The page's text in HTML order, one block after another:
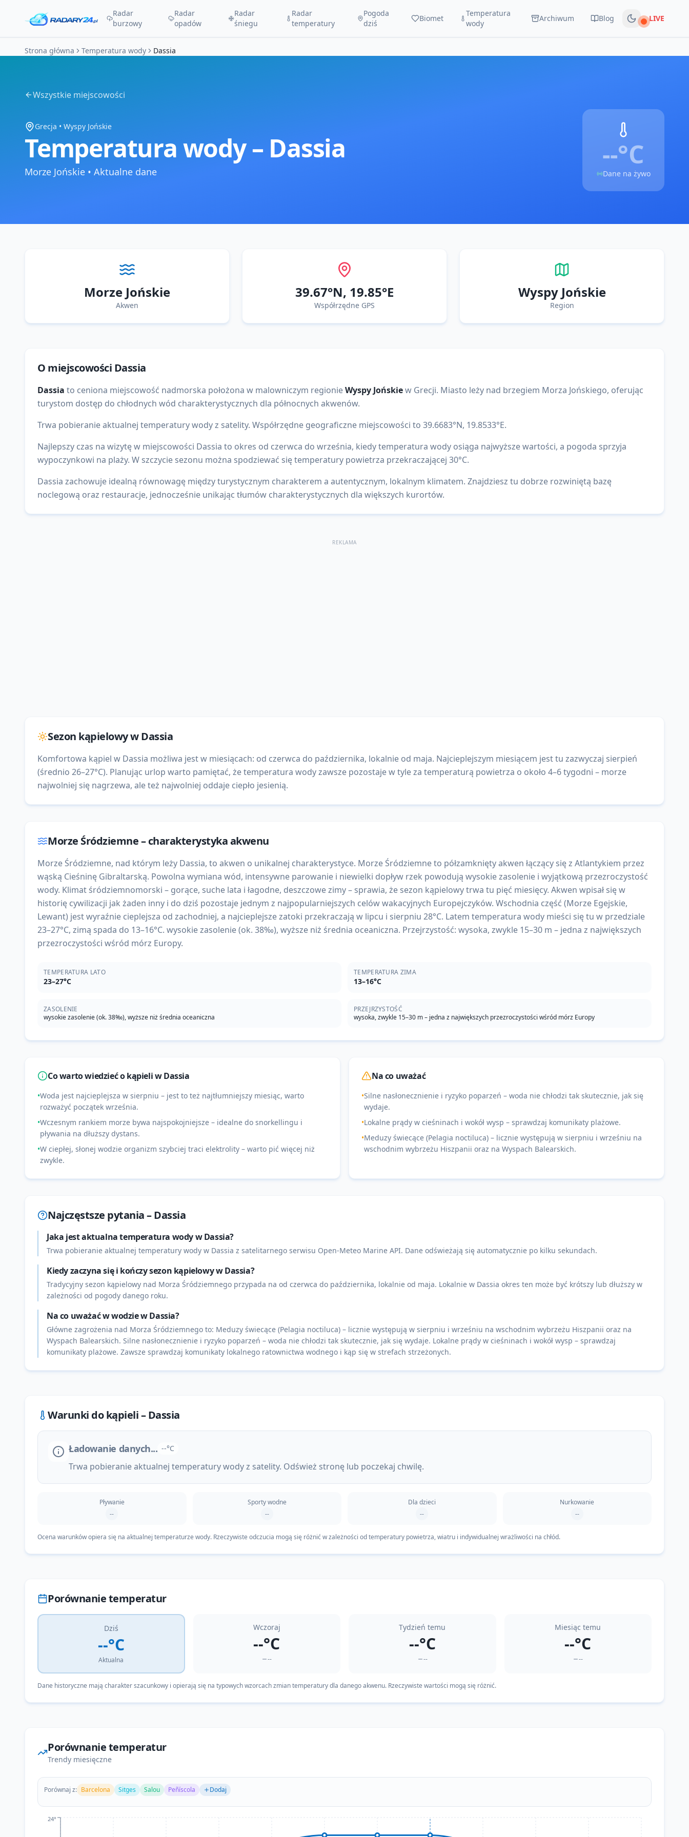
Radar
burzowy
Radar
opadów
Radar
śniegu
Radar
temperatury
Pogoda
dziś
Biomet
Temperatura
wody
Archiwum Blog Na żywo
LIVE
Strona główna Temperatura wody Dassia
Wszystkie miejscowości
Grecja • Wyspy Jońskie
Temperatura wody – Dassia
Morze Jońskie • Aktualne dane
--°C
Dane na żywo
Morze Jońskie
Akwen
39.67°N, 19.85°E
Współrzędne GPS
Wyspy Jońskie
Region
O miejscowości Dassia
Dassia to ceniona miejscowość nadmorska położona w malowniczym regionieWyspy Jońskiew Grecji. Miasto leży nad brzegiem Morza Jońskiego, oferując
turystom dostęp do chłodnych wód charakterystycznych dla północnych akwenów.
Trwa pobieranie aktualnej temperatury wody z satelity. Współrzędne geograficzne miejscowości to 39.6683°N, 19.8533°E.
Najlepszy czas na wizytę w miejscowości Dassia to okres od czerwca do września, kiedy temperatura wody osiąga najwyższe wartości, a pogoda sprzyja
wypoczynkowi na plaży. W szczycie sezonu można spodziewać się temperatury powietrza przekraczającej 30°C.
Dassia zachowuje idealną równowagę między turystycznym charakterem a autentycznym, lokalnym klimatem. Znajdziesz tu dobrze rozwiniętą bazę
noclegową oraz restauracje, jednocześnie unikając tłumów charakterystycznych dla większych kurortów.
REKLAMA
Sezon kąpielowy wDassia
Komfortowa kąpiel w Dassia możliwa jest w miesiącach: od czerwca do października, lokalnie od maja. Najcieplejszym miesiącem jest tu zazwyczaj sierpień
(średnio 26–27°C). Planując urlop warto pamiętać, że temperatura wody zawsze pozostaje w tyle za temperaturą powietrza o około 4–6 tygodni – morze
najwolniej się nagrzewa, ale też najwolniej oddaje ciepło jesienią.
Morze Śródziemne– charakterystyka akwenu
Morze Śródziemne, nad którym leży Dassia, to akwen o unikalnej charakterystyce. Morze Śródziemne to półzamknięty akwen łączący się z Atlantykiem przez
wąską Cieśninę Gibraltarską. Powolna wymiana wód, intensywne parowanie i niewielki dopływ rzek powodują wysokie zasolenie i wyjątkową przezroczystość
wody. Klimat śródziemnomorski – gorące, suche lata i łagodne, deszczowe zimy – sprawia, że sezon kąpielowy trwa tu pięć miesięcy. Akwen wpisał się w
historię cywilizacji jak żaden inny i do dziś pozostaje jednym z najpopularniejszych celów wakacyjnych Europejczyków. Wschodnia część (Morze Egejskie,
Lewant) jest wyraźnie cieplejsza od zachodniej, a najcieplejsze zatoki przekraczają w lipcu i sierpniu 28°C. Latem temperatura wody mieści się tu w przedziale
23–27°C, zimą spada do 13–16°C. wysokie zasolenie (ok. 38‰), wyższe niż średnia oceaniczna. Przejrzystość: wysoka, zwykle 15–30 m – jedna z największych
przezroczystości wśród mórz Europy.
TEMPERATURA LATO
23–27°C
TEMPERATURA ZIMA
13–16°C
ZASOLENIE
wysokie zasolenie (ok. 38‰), wyższe niż średnia oceaniczna
PRZEJRZYSTOŚĆ
wysoka, zwykle 15–30 m – jedna z największych przezroczystości wśród mórz Europy
Co warto wiedzieć o kąpieli wDassia
•Woda jest najcieplejsza w sierpniu – jest to też najtłumniejszy miesiąc, warto
rozważyć początek września.
•Wczesnym rankiem morze bywa najspokojniejsze – idealne do snorkellingu i
pływania na dłuższy dystans.
•W ciepłej, słonej wodzie organizm szybciej traci elektrolity – warto pić więcej niż
zwykle.
Na co uważać
•Silne nasłonecznienie i ryzyko poparzeń – woda nie chłodzi tak skutecznie, jak się
wydaje.
•Lokalne prądy w cieśninach i wokół wysp – sprawdzaj komunikaty plażowe.
•Meduzy świecące (Pelagia noctiluca) – licznie występują w sierpniu i wrześniu na
wschodnim wybrzeżu Hiszpanii oraz na Wyspach Balearskich.
Najczęstsze pytania –Dassia
Jaka jest aktualna temperatura wody w Dassia?
Trwa pobieranie aktualnej temperatury wody w Dassia z satelitarnego serwisu Open-Meteo Marine API. Dane odświeżają się automatycznie po kilku sekundach.
Kiedy zaczyna się i kończy sezon kąpielowy w Dassia?
Tradycyjny sezon kąpielowy nad Morza Śródziemnego przypada na od czerwca do października, lokalnie od maja. Lokalnie w Dassia okres ten może być krótszy lub dłuższy w
zależności od pogody danego roku.
Na co uważać w wodzie w Dassia?
Główne zagrożenia nad Morza Śródziemnego to: Meduzy świecące (Pelagia noctiluca) – licznie występują w sierpniu i wrześniu na wschodnim wybrzeżu Hiszpanii oraz na
Wyspach Balearskich. Silne nasłonecznienie i ryzyko poparzeń – woda nie chłodzi tak skutecznie, jak się wydaje. Lokalne prądy w cieśninach i wokół wysp – sprawdzaj
komunikaty plażowe. Zawsze sprawdzaj komunikaty lokalnego ratownictwa wodnego i kąp się w strefach strzeżonych.
Warunki do kąpieli –Dassia
Ładowanie danych... --°C
Trwa pobieranie aktualnej temperatury wody z satelity. Odśwież stronę lub poczekaj chwilę.
Pływanie
--
Sporty wodne
--
Dla dzieci
--
Nurkowanie
--
Ocena warunków opiera się na aktualnej temperaturze wody. Rzeczywiste odczucia mogą się różnić w zależności od temperatury powietrza, wiatru i indywidualnej wrażliwości na chłód.
Porównanie temperatur
Dziś
--°C
Aktualna
Wczoraj
--°C
--
Tydzień temu
--°C
--
Miesiąc temu
--°C
--
Dane historyczne mają charakter szacunkowy i opierają się na typowych wzorcach zmian temperatury dla danego akwenu. Rzeczywiste wartości mogą się różnić.
Porównanie temperatur
Trendy miesięczne
Porównaj z: Barcelona Sitges Salou Peñíscola Dodaj
24°